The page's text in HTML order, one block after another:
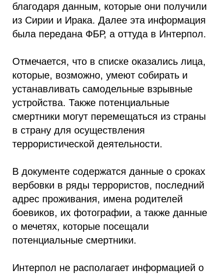
благодаря данным, которые они получили
из Сирии и Ирака. Далее эта информация
была передана ФБР, а оттуда в Интерпол.
Отмечается, что в списке оказались лица,
которые, возможно, умеют собирать и
устанавливать самодельные взрывные
устройства. Также потенциальные
смертники могут перемещаться из страны
в страну для осуществления
террористической деятельности.
В документе содержатся данные о сроках
вербовки в ряды террористов, последний
адрес проживания, имена родителей
боевиков, их фотографии, а также данные
о мечетях, которые посещали
потенциальные смертники.
Интерпол не располагает информацией о